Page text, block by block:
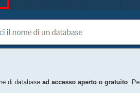
di database ad accesso aperto o gratuito.